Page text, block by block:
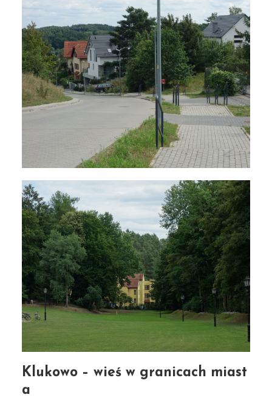
Klukowo – wieś w granicach miast
a